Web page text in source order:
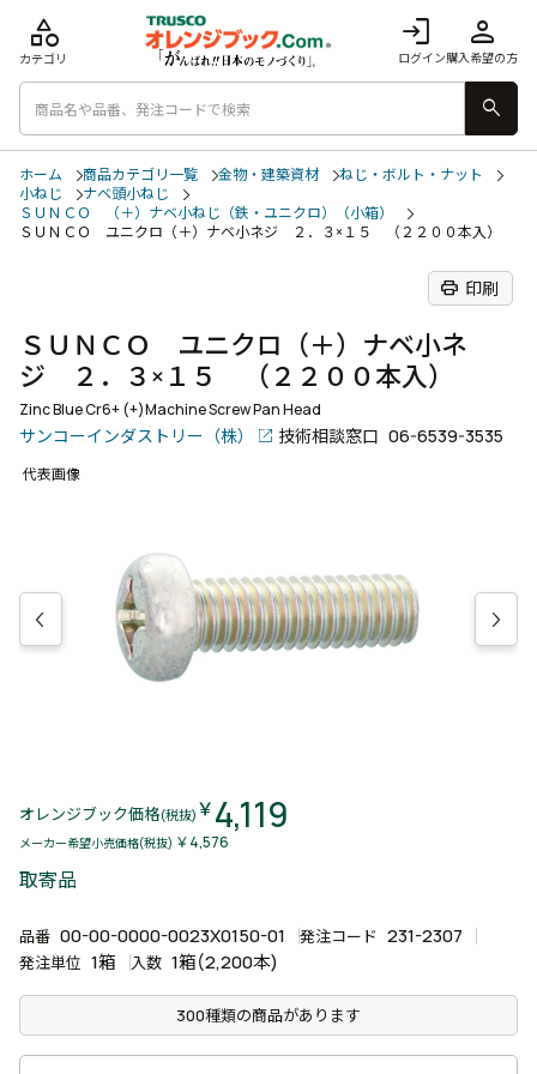
login
ログイン
person
購入希望の方
category
カテゴリ
search
ホーム 商品カテゴリ一覧 金物・建築資材
ねじ・ボルト・ナット
小ねじ
ナベ頭小ねじ
ＳＵＮＣＯ （＋）ナベ小ねじ（鉄・ユニクロ）（小箱）
ＳＵＮＣＯ ユニクロ（＋）ナベ小ネジ ２．３×１５ （２２００本入）
print 印刷
ＳＵＮＣＯ ユニクロ（＋）ナベ小ネ
ジ ２．３×１５ （２２００本入）
Zinc Blue Cr6+ (+)Machine Screw Pan Head
サンコーインダストリー（株） 技術相談窓口 06-6539-3535
代表画像
オレンジブック価格(税抜) ￥4,119
メーカー希望小売価格(税抜) ￥4,576
取寄品
品番 00-00-0000-0023X0150-01 発注コード 231-2307
発注単位 1箱 入数 1箱(2,200本)
300種類の商品があります